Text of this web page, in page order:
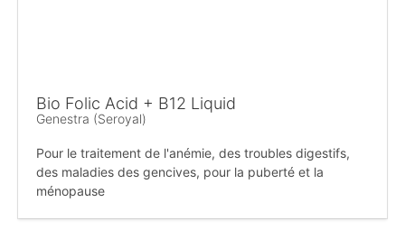
Bio Folic Acid + B12 Liquid
Genestra (Seroyal)
Pour le traitement de l'anémie, des troubles digestifs,
des maladies des gencives, pour la puberté et la
ménopause